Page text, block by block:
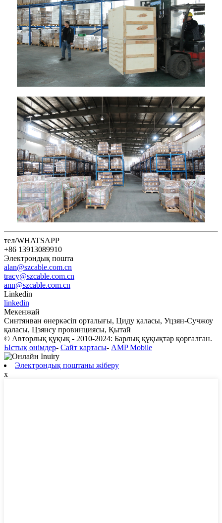
тел/WHATSAPP
+86 13913089910
Электрондық пошта
alan@szcable.com.cn
tracy@szcable.com.cn
ann@szcable.com.cn
Linkedin
linkedin
Мекенжай
Синтянван өнеркәсіп орталығы, Циду қаласы, Уцзян-Сучжоу
қаласы, Цзянсу провинциясы, Қытай
© Авторлық құқық - 2010-2024: Барлық құқықтар қорғалған.
Ыстық өнімдер- Сайт картасы- AMP Mobile
Электрондық поштаны жіберу
x